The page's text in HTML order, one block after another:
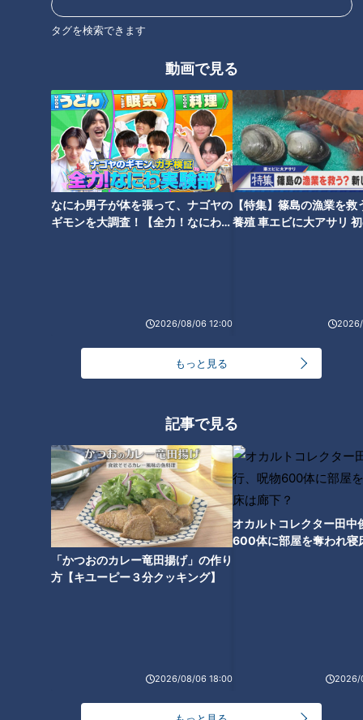
タグを検索できます
動画で見る
なにわ男子が体を張って、ナゴヤの
ギモンを大調査！【全力！なにわ実
2026/08/06 12:00
【特集】篠島の漁業を救
養殖 車エビに大アサリ
もっと見る
記事で見る
「かつおのカレー竜田揚げ」の作り
方【キユーピー３分クッキング】
2026/08/06 18:00
オカルトコレクター田中
600体に部屋を奪われ寝
2026/
オススメ関連コンテンツ
竜（ドラゴンズ）は秋の沖縄で
竜（ドラゴンズ）は秋の沖縄で
叶投手が無限大の伸びしろを秘
コーチ陣への期待
「まるで竜の元エースみたいや
っ！」並外れた才能に川上憲伸
ゾッコン！ドラ１金丸夢斗投手